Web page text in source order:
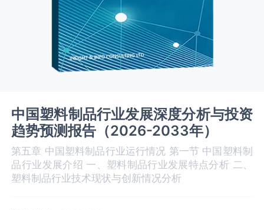
中国塑料制品行业发展深度分析与投资
趋势预测报告（2026-2033年）
第五章 中国塑料制品‌‌‌行业运行情况 第一节 中国塑料制
品‌‌‌行业发展介绍 一、塑料制品行业发展特点分析 二、
塑料制品行业技术现状与创新情况分析